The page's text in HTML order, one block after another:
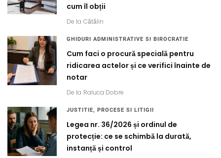
cum îl obții
De la Cătălin
GHIDURI ADMINISTRATIVE SI BIROCRATIE
Cum faci o procură specială pentru
ridicarea actelor și ce verifici înainte de
notar
De la Raluca Dobre
JUSTITIE, PROCESE SI LITIGII
Legea nr. 36/2026 și ordinul de
protecție: ce se schimbă la durată,
instanță și control